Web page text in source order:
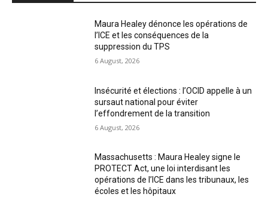
Maura Healey dénonce les opérations de
l’ICE et les conséquences de la
suppression du TPS
6 August, 2026
Insécurité et élections : l’OCID appelle à un
sursaut national pour éviter
l’effondrement de la transition
6 August, 2026
Massachusetts : Maura Healey signe le
PROTECT Act, une loi interdisant les
opérations de l’ICE dans les tribunaux, les
écoles et les hôpitaux